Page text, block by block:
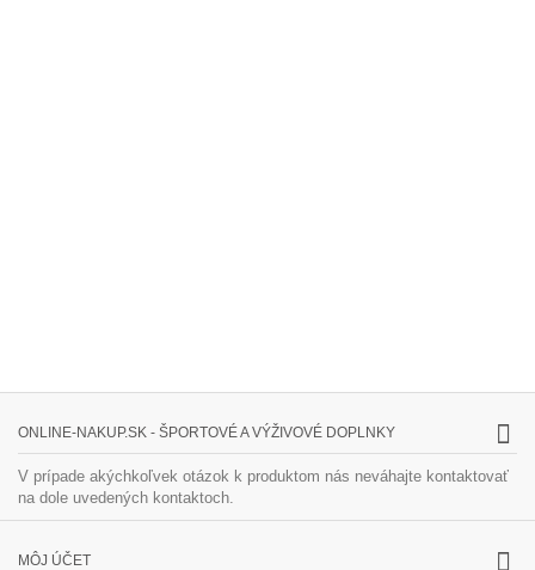
ONLINE-NAKUP.SK - ŠPORTOVÉ A VÝŽIVOVÉ DOPLNKY
V prípade akýchkoľvek otázok k produktom nás neváhajte kontaktovať
na dole uvedených kontaktoch.
MÔJ ÚČET